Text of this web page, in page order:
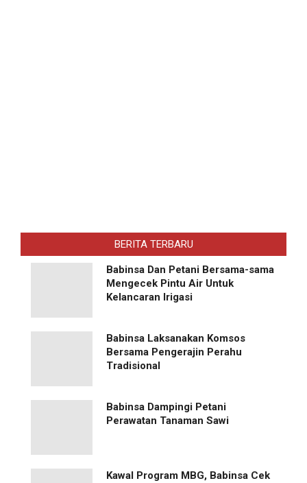
BERITA TERBARU
Babinsa Dan Petani Bersama-sama
Mengecek Pintu Air Untuk
Kelancaran Irigasi
Babinsa Laksanakan Komsos
Bersama Pengerajin Perahu
Tradisional
Babinsa Dampingi Petani
Perawatan Tanaman Sawi
Kawal Program MBG, Babinsa Cek